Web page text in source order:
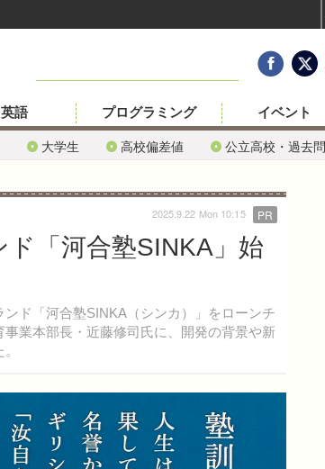
大学生 高校偏差値 公立高校・過去問
英語 プログラミング イベント
「河合塾SINKA」始
ド「河合塾SINKA（シンカ）」をローンチ
業本部長・近藤修司氏に、開発の背景や新
2025.9.22 Mon 10:15 PR